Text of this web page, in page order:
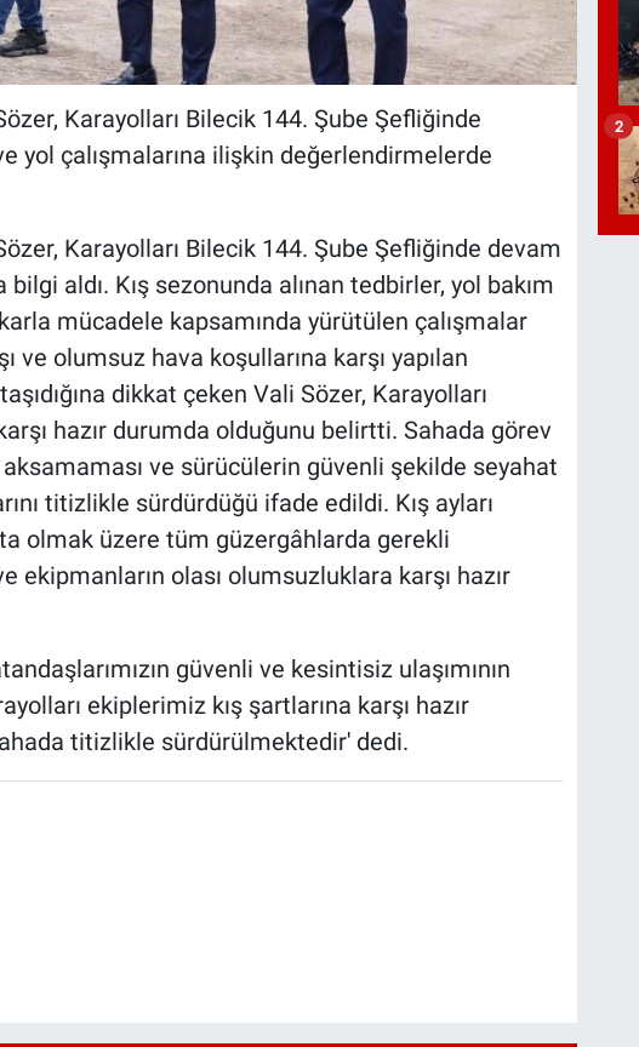
Karayolları Bilecik 144. Şube Şefliğinde
yol çalışmalarına ilişkin değerlendirmelerde
Karayolları Bilecik 144. Şube Şefliğinde devam
bilgi aldı. Kış sezonunda alınan tedbirler, yol bakım
mücadele kapsamında yürütülen çalışmalar
ve olumsuz hava koşullarına karşı yapılan
dikkat çeken Vali Sözer, Karayolları
hazır durumda olduğunu belirtti. Sahada görev
aksamaması ve sürücülerin güvenli şekilde seyahat
titizlikle sürdürdüğü ifade edildi. Kış ayları
olmak üzere tüm güzergâhlarda gerekli
ekipmanların olası olumsuzluklara karşı hazır
güvenli ve kesintisiz ulaşımının
ekiplerimiz kış şartlarına karşı hazır
titizlikle sürdürülmektedir' dedi.
2